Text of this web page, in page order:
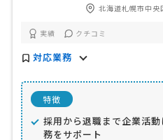
北海道札幌市中
実績 クチコミ
対応業務
特徴
採用から退職まで企業活
務をサポート